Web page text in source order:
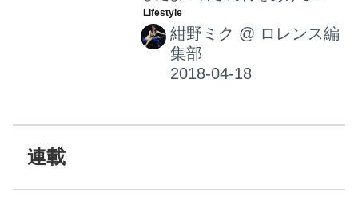
決まりましたか？ということ
で、母の日にぴったりな贈り
物をお母様のタイプ別にご紹
介します〜♡
紺野ミク @ ロレンス編
集部
連載